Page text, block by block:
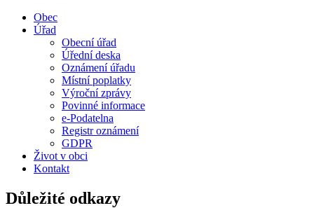
Obec
Úřad
Obecní úřad
Úřední deska
Oznámení úřadu
Místní poplatky
Výroční zprávy
Povinné informace
e-Podatelna
Registr oznámení
GDPR
Život v obci
Kontakt
Důležité odkazy